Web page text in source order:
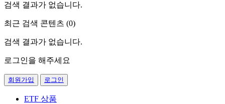
검색 결과가 없습니다.
최근 검색 콘텐츠 (0)
검색 결과가 없습니다.
로그인을 해주세요
회원가입 로그인
ETF 상품